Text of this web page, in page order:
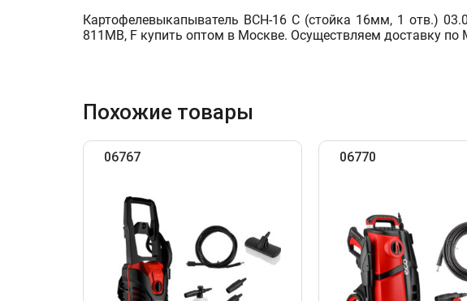
Картофелевыкапыватель ВСН-16 С (стойка 16мм, 1 отв.)
811MB, F купить оптом в Москве. Осуществляем доставку
Похожие товары
06767 06770